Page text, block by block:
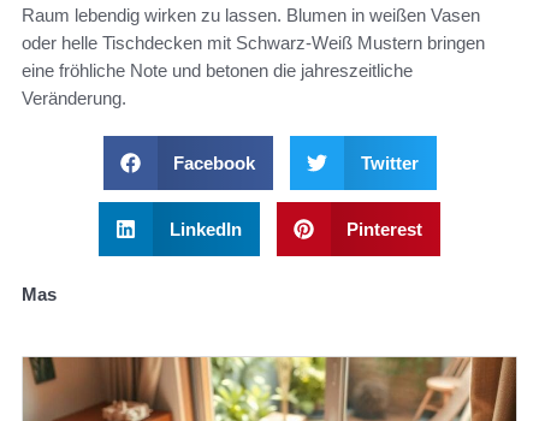
Raum lebendig wirken zu lassen. Blumen in weißen Vasen
oder helle Tischdecken mit Schwarz-Weiß Mustern bringen
eine fröhliche Note und betonen die jahreszeitliche
Veränderung.
Facebook Twitter
LinkedIn Pinterest
Mas